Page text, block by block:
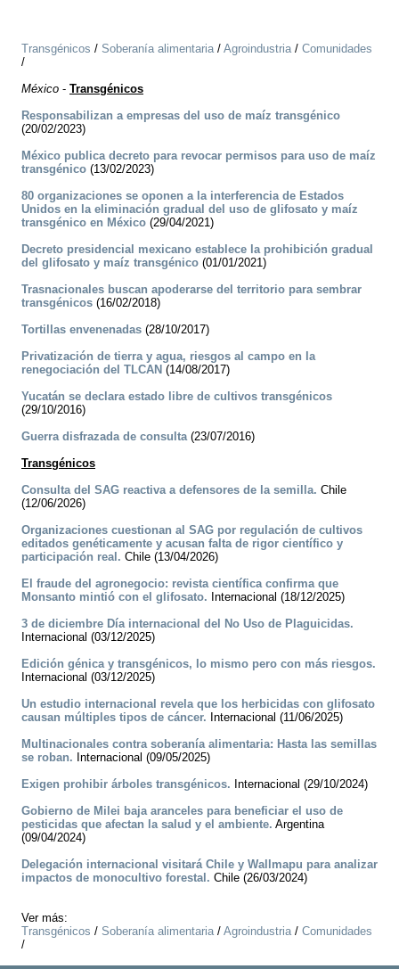
Transgénicos / Soberanía alimentaria/ Agroindustria/ Comunidades
/
México - Transgénicos
Responsabilizan a empresas del uso de maíz transgénico
(20/02/2023)
México publica decreto para revocar permisos para uso de maíz
transgénico (13/02/2023)
80 organizaciones se oponen a la interferencia de Estados
Unidos en la eliminación gradual del uso de glifosato y maíz
transgénico en México (29/04/2021)
Decreto presidencial mexicano establece la prohibición gradual
del glifosato y maíz transgénico (01/01/2021)
Trasnacionales buscan apoderarse del territorio para sembrar
transgénicos (16/02/2018)
Tortillas envenenadas (28/10/2017)
Privatización de tierra y agua, riesgos al campo en la
renegociación del TLCAN (14/08/2017)
Yucatán se declara estado libre de cultivos transgénicos
(29/10/2016)
Guerra disfrazada de consulta(23/07/2016)
Transgénicos
Consulta del SAG reactiva a defensores de la semilla. Chile
(12/06/2026)
Organizaciones cuestionan al SAG por regulación de cultivos
editados genéticamente y acusan falta de rigor científico y
participación real. Chile (13/04/2026)
El fraude del agronegocio: revista científica confirma que
Monsanto mintió con el glifosato. Internacional (18/12/2025)
3 de diciembre Día internacional del No Uso de Plaguicidas.
Internacional (03/12/2025)
Edición génica y transgénicos, lo mismo pero con más riesgos.
Internacional (03/12/2025)
Un estudio internacional revela que los herbicidas con glifosato
causan múltiples tipos de cáncer. Internacional (11/06/2025)
Multinacionales contra soberanía alimentaria: Hasta las semillas
se roban. Internacional (09/05/2025)
Exigen prohibir árboles transgénicos. Internacional (29/10/2024)
Gobierno de Milei baja aranceles para beneficiar el uso de
pesticidas que afectan la salud y el ambiente. Argentina
(09/04/2024)
Delegación internacional visitará Chile y Wallmapu para analizar
impactos de monocultivo forestal. Chile (26/03/2024)
Ver más:
Transgénicos / Soberanía alimentaria/ Agroindustria/ Comunidades
/